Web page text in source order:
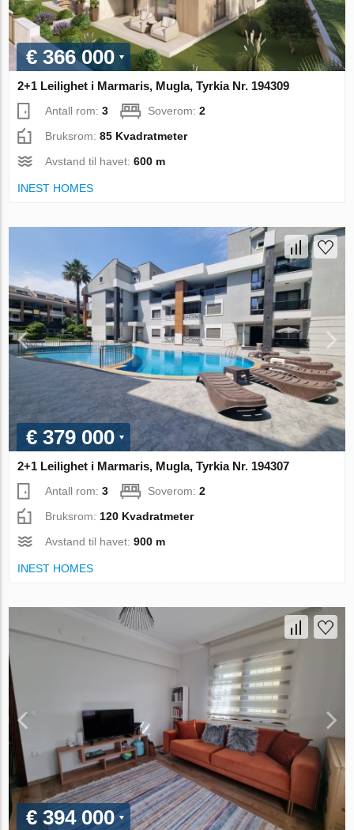
€ 366 000
2+1 Leilighet i Marmaris, Mugla, Tyrkia Nr. 194309
Antall rom:3 Soverom:2
Bruksrom:85 Kvadratmeter
Avstand til havet:600 m
INEST HOMES
€ 379 000
2+1 Leilighet i Marmaris, Mugla, Tyrkia Nr. 194307
Antall rom:3 Soverom:2
Bruksrom: 120 Kvadratmeter
Avstand til havet:900 m
INEST HOMES
€ 394 000